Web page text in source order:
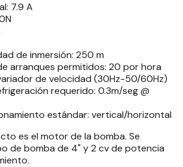
7.9 A
de inmersión: 250 m
arranques permitidos: 20 por hora
de velocidad (30Hz-50/60Hz)
requerido: 0.3m/seg @
estándar: vertical/horizontal
es el motor de la bomba. Se
de bomba de 4" y 2 cv de potencia